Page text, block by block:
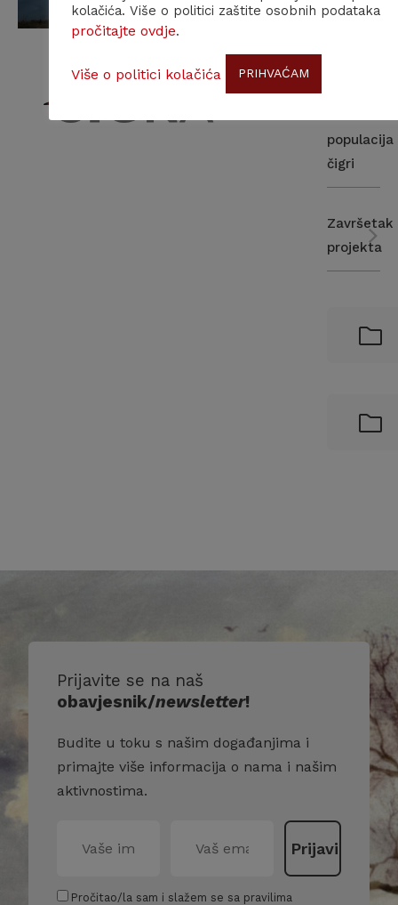
akcijskog
populacija
čigri
Završetak
projekta
Prijavite se na naš
obavjesnik/newsletter!
Budite u toku s našim događanjima i
primajte više informacija o nama i našim
aktivnostima.
Pročitao/la sam i slažem se sa pravilima
kolačića. Više o politici zaštite osobnih podataka
pročitajte ovdje.
Više o politici kolačića PRIHVAĆAM